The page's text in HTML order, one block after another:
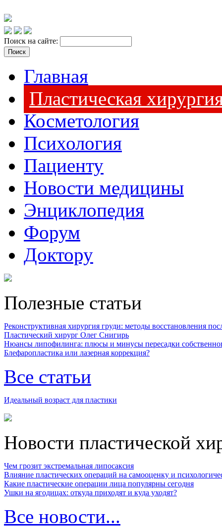
Поиск на сайте:
Главная
Пластическая
Косметология
Психология
Пациенту
Новости медицины
Энциклопедия
Форум
Доктору
Полезные статьи
Реконструктивная хирургия груди: методы восстановления
Пластический хирург Олег Снигирь
Нюансы липофилинга: плюсы и минусы пересадки
Блефаропластика или лазерная коррекция?
Все статьи
Идеальный возраст для пластики
Новости пластической
Чем грозит экстремальная липосаксия
Влияние пластических операций на самооценку и
Какие пластические операции лица популярны сегодня
Ушки на ягодицах: откуда приходят и куда уходят?
Все новости...